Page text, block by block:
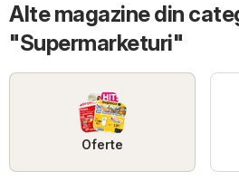
Alte magazine din
"Supermarketuri"
Oferte